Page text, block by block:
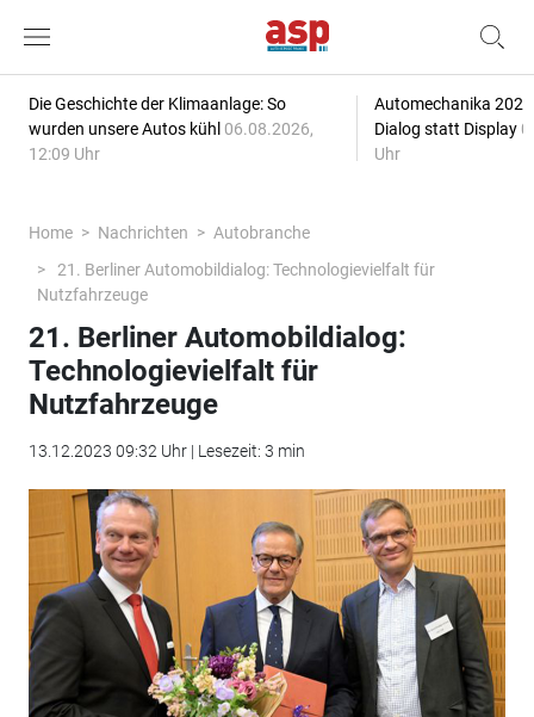
Die Geschichte der Klimaanlage: So
wurden unsere Autos kühl 06.08.2026,
12:09 Uhr
Automechanika
Dialog statt Display
Uhr
Home Nachrichten
Autobranche
21. Berliner Automobildialog: Technologievielfalt für
Nutzfahrzeuge
21. Berliner Automobildialog:
Technologievielfalt für
Nutzfahrzeuge
13.12.2023 09:32 Uhr | Lesezeit: 3 min